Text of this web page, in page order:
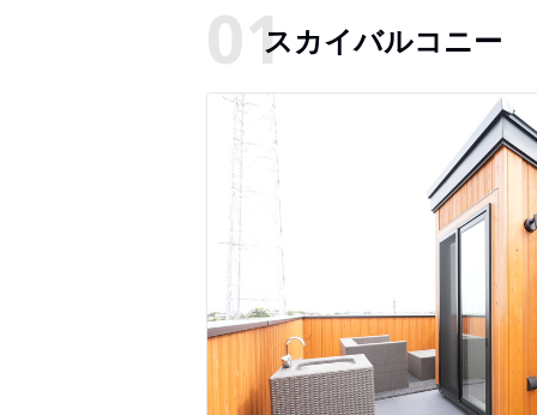
スカイバルコニー